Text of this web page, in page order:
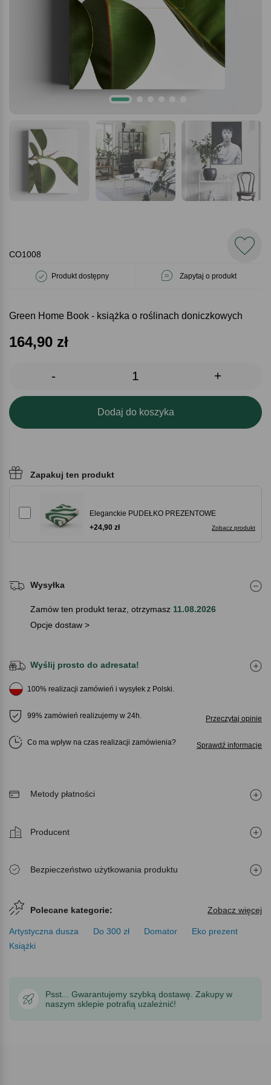
CO1008
Produkt dostępny Zapytaj o produkt
Green Home Book - książka o roślinach doniczkowych
164,90 zł
- +
Dodaj do koszyka
Zapakuj ten produkt
Eleganckie PUDEŁKO PREZENTOWE
Zobacz produkt
+24,90 zł
Wysyłka
Zamów ten produkt teraz, otrzymasz 11.08.2026
Opcje dostaw >
Wyślij prosto do adresata!
100% realizacji zamówień i wysyłek z Polski.
99% zamówień realizujemy w 24h. Przeczytaj opinie
Co ma wpływ na czas realizacji zamówienia Sprawdź informacje
Metody płatności
Producent
Bezpieczeństwo użytkowania produktu
Polecane kategorie: Zobacz więcej
Artystyczna dusza Do 300 zł Domator
Eko prezent
Książki
Psst... Gwarantujemy szybką dostawę. Zakupy w
naszym sklepie potrafią uzależnić!